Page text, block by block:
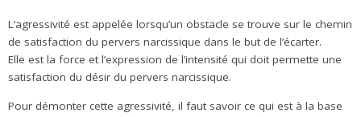
L’agressivité est appelée lorsqu’un obstacle se trouve sur le chemin
de satisfaction du pervers narcissique dans le but de l’écarter.
Elle est la force et l’expression de l’intensité qui doit permette une
satisfaction du désir du pervers narcissique.
Pour démonter cette agressivité, il faut savoir ce qui est à la base